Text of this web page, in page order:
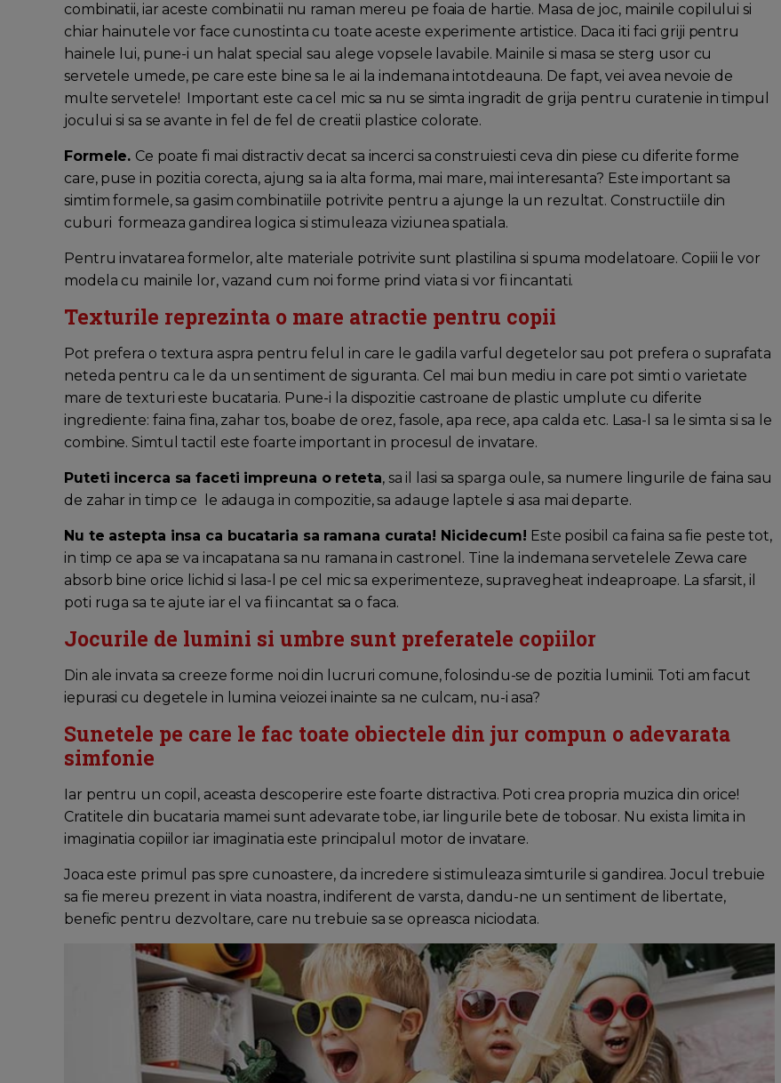
combinatii, iar aceste combinatii nu raman mereu pe foaia de hartie. Masa de joc, mainile copilului si
chiar hainutele vor face cunostinta cu toate aceste experimente artistice. Daca iti faci griji pentru
hainele lui, pune-i un halat special sau alege vopsele lavabile. Mainile si masa se sterg usor cu
servetele umede, pe care este bine sa le ai la indemana intotdeauna. De fapt, vei avea nevoie de
multe servetele! Important este ca cel mic sa nu se simta ingradit de grija pentru curatenie in timpul
jocului si sa se avante in fel de fel de creatii plastice colorate.
Formele. Ce poate fi mai distractiv decat sa incerci sa construiesti ceva din piese cu diferite forme
care, puse in pozitia corecta, ajung sa ia alta forma, mai mare, mai interesanta? Este important sa
simtim formele, sa gasim combinatiile potrivite pentru a ajunge la un rezultat. Constructiile din
cuburi formeaza gandirea logica si stimuleaza viziunea spatiala.
Pentru invatarea formelor, alte materiale potrivite sunt plastilina si spuma modelatoare. Copiii le vor
modela cu mainile lor, vazand cum noi forme prind viata si vor fi incantati.
Texturile reprezinta o mare atractie pentru copii
Pot prefera o textura aspra pentru felul in care le gadila varful degetelor sau pot prefera o suprafata
neteda pentru ca le da un sentiment de siguranta. Cel mai bun mediu in care pot simti o varietate
mare de texturi este bucataria. Pune-i la dispozitie castroane de plastic umplute cu diferite
ingrediente: faina fina, zahar tos, boabe de orez, fasole, apa rece, apa calda etc. Lasa-l sa le simta si sa le
combine. Simtul tactil este foarte important in procesul de invatare.
Puteti incerca sa faceti impreuna o reteta, sa il lasi sa sparga oule, sa numere lingurile de faina sau
de zahar in timp ce le adauga in compozitie, sa adauge laptele si asa mai departe.
Nu te astepta insa ca bucataria sa ramana curata! Nicidecum! Este posibil ca faina sa fie peste tot,
in timp ce apa se va incapatana sa nu ramana in castronel. Tine la indemana servetelele Zewa care
absorb bine orice lichid si lasa-l pe cel mic sa experimenteze, supravegheat indeaproape. La sfarsit, il
poti ruga sa te ajute iar el va fi incantat sa o faca.
Jocurile de lumini si umbre sunt preferatele copiilor
Din ale invata sa creeze forme noi din lucruri comune, folosindu-se de pozitia luminii. Toti am facut
iepurasi cu degetele in lumina veiozei inainte sa ne culcam, nu-i asa?
Sunetele pe care le fac toate obiectele din jur compun o adevarata
simfonie
Iar pentru un copil, aceasta descoperire este foarte distractiva. Poti crea propria muzica din orice!
Cratitele din bucataria mamei sunt adevarate tobe, iar lingurile bete de tobosar. Nu exista limita in
imaginatia copiilor iar imaginatia este principalul motor de invatare.
Joaca este primul pas spre cunoastere, da incredere si stimuleaza simturile si gandirea. Jocul trebuie
sa fie mereu prezent in viata noastra, indiferent de varsta, dandu-ne un sentiment de libertate,
benefic pentru dezvoltare, care nu trebuie sa se opreasca niciodata.